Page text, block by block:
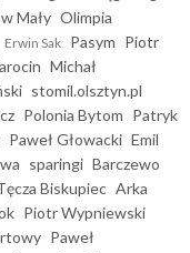
Mały Olimpia
Erwin Sak Pasym Piotr
Michał
stomil.olsztyn.pl
Polonia Bytom Patryk
Paweł Głowacki Emil
sparingi Barczewo
Biskupiec Arka
Piotr Wypniewski
Paweł